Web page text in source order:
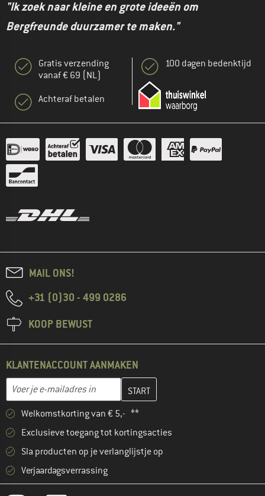
"Ik zoek naar kleine en grote ideeën om
Bergfreunde duurzamer te maken."
Gratis verzending
vanaf € 69 (NL)
Achteraf betalen
100 dagen bedenktijd
MAIL ONS!
+31 (0)30 - 499 0286
KOOP BEWUST
KLANTENACCOUNT AANMAKEN
E-mailadres
Vul je e-mailadres hier in en maak in de volgende stap je
Welkomstkorting van € 5,- **
Exclusieve toegang tot kortingsacties
Sla producten op je verlanglijstje op
Verjaardagsverrassing